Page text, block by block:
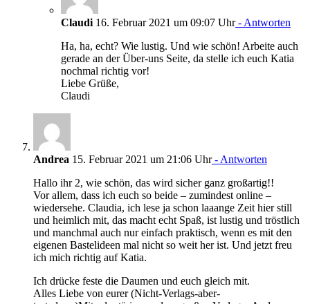
Claudi 16. Februar 2021 um 09:07 Uhr- Antworten
Ha, ha, echt? Wie lustig. Und wie schön! Arbeite auch
gerade an der Über-uns Seite, da stelle ich euch Katia
nochmal richtig vor!
Liebe Grüße,
Claudi
Andrea 15. Februar 2021 um 21:06 Uhr- Antworten
Hallo ihr 2, wie schön, das wird sicher ganz großartig!!
Vor allem, dass ich euch so beide – zumindest online –
wiedersehe. Claudia, ich lese ja schon laaange Zeit hier still
und heimlich mit, das macht echt Spaß, ist lustig und tröstlich
und manchmal auch nur einfach praktisch, wenn es mit den
eigenen Bastelideen mal nicht so weit her ist. Und jetzt freu
ich mich richtig auf Katia.
Ich drücke feste die Daumen und euch gleich mit.
Alles Liebe von eurer (Nicht-Verlags-aber-